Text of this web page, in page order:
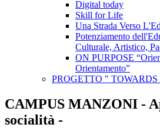
Digital today
Skill for Life
Una Strada Verso
Potenziamento
Culturale, Artistico,
ON PURPOSE
Orientamento”
PROGETTO "
CAMPUS MANZONI -
socialità -